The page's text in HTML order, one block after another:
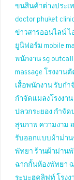
ขนสินค้าต่างประเ
doctor phuket
ข่าวสารออนไลน์ไ
ยูนิฟอร์ม mobile
พนักงาน sg outcall
massage โรงงาน
เสื้อพนักงาน รับกำ
กำจัดแมลงโรงงาน
ปลวกระยอง กำจัด
สุขภาพ ความงาม
รับออกแบบผ้าม่า
พัทยา ร้านผ้าม่าน
ฉากกั้นห้องพัทยา